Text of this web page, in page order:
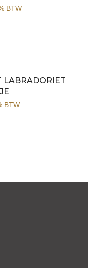
BTW
LABRADORIET
BTW